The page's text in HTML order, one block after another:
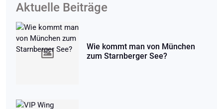
Aktuelle Beiträge
Wie kommt man von München
zum Starnberger See?